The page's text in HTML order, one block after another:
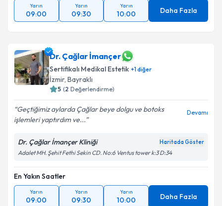
Yarın
09:00
Yarın
09:30
Yarın
10:00 Daha Fazla
Dr. Çağlar İmançer
Sertifikalı Medikal Estetik +1diğer
İzmir, Bayraklı
5 (2 Değerlendirme)
Geçtiğimiz aylarda Çağlar beye dolgu ve botoks
işlemleri yaptırdım ve...
Devamı
Dr. Çağlar İmançer Kliniği Haritada Göster
Adalet MH. Şehit Fethi Sekin CD. No:6 Ventus tower k:3 D:34
En Yakın Saatler
Yarın
09:00
Yarın
09:30
Yarın
10:00 Daha Fazla